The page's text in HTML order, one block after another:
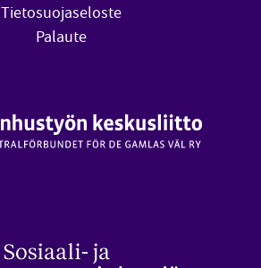
Tietosuojaseloste
Palaute